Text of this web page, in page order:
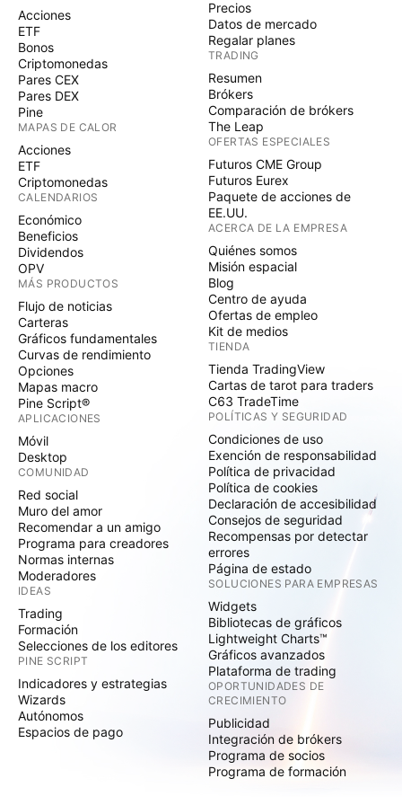
Acciones
ETF
Bonos
Criptomonedas
Pares CEX
Pares DEX
Pine
MAPAS DE CALOR
Acciones
ETF
Criptomonedas
CALENDARIOS
Económico
Beneficios
Dividendos
OPV
MÁS PRODUCTOS
Flujo de noticias
Carteras
Gráficos fundamentales
Curvas de rendimiento
Opciones
Mapas macro
Pine Script®
APLICACIONES
Móvil
Desktop
COMUNIDAD
Red social
Muro del amor
Recomendar a un amigo
Programa para creadores
Normas internas
Moderadores
IDEAS
Trading
Formación
Selecciones de los editores
PINE SCRIPT
Indicadores y estrategias
Wizards
Autónomos
Espacios de pago
Precios
Datos de mercado
Regalar planes
TRADING
Resumen
Brókers
Comparación de brókers
The Leap
OFERTAS ESPECIALES
Futuros CME Group
Futuros Eurex
Paquete de acciones de
EE.UU.
ACERCA DE LA EMPRESA
Quiénes somos
Misión espacial
Blog
Centro de ayuda
Ofertas de empleo
Kit de medios
TIENDA
Tienda TradingView
Cartas de tarot para traders
C63 TradeTime
POLÍTICAS Y SEGURIDAD
Condiciones de uso
Exención de responsabilidad
Política de privacidad
Política de cookies
Declaración de accesibilidad
Consejos de seguridad
Recompensas por detectar
errores
Página de estado
SOLUCIONES PARA EMPRESAS
Widgets
Bibliotecas de gráficos
Lightweight Charts™
Gráficos avanzados
Plataforma de trading
OPORTUNIDADES DE
CRECIMIENTO
Publicidad
Integración de brókers
Programa de socios
Programa de formación